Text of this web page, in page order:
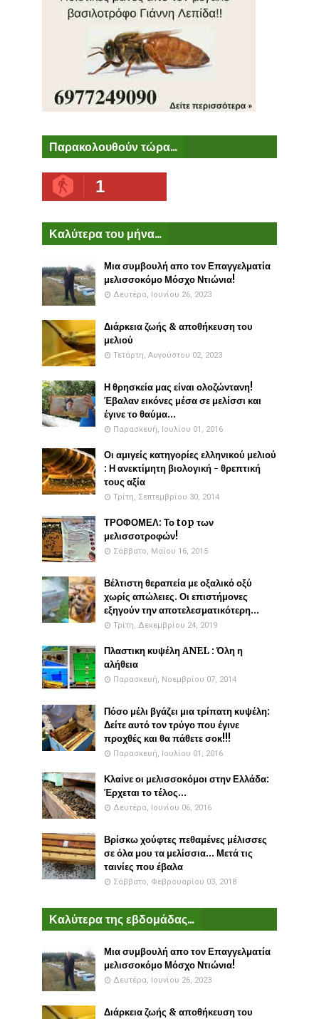
Παρακολουθούν τώρα...
1
Καλύτερα του μήνα...
Μια συμβουλή απο τον Επαγγελματία
μελισσοκόμο Μόσχο Ντιώνια!
Δευτέρα, Ιουνίου 26, 2023
Διάρκεια ζωής & αποθήκευση του
μελιού
Τετάρτη, Αυγούστου 02, 2023
Η θρησκεία μας είναι ολοζώντανη!
Έβαλαν εικόνες μέσα σε μελίσσι και
έγινε το θαύμα...
Παρασκευή, Ιουλίου 01, 2016
Οι αμιγείς κατηγορίες ελληνικού μελιού
: Η ανεκτίμητη βιολογική - θρεπτική
τους αξία
Τρίτη, Σεπτεμβρίου 30, 2014
ΤΡΟΦΟΜΕΛ: Το top των
μελισσοτροφών!
Σάββατο, Μαΐου 16, 2015
Βέλτιστη θεραπεία με οξαλικό οξύ
χωρίς απώλειες. Οι επιστήμονες
εξηγούν την αποτελεσματικότερη...
Τρίτη, Δεκεμβρίου 24, 2019
Πλαστικη κυψέλη ANEL : Όλη η
αλήθεια
Παρασκευή, Νοεμβρίου 07, 2014
Πόσο μέλι βγάζει μια τρίπατη κυψέλη:
Δείτε αυτό τον τρύγο που έγινε
προχθές και θα πάθετε σοκ!!!
Παρασκευή, Ιουλίου 01, 2016
Κλαίνε οι μελισσοκόμοι στην Ελλάδα:
Έρχεται το τέλος...
Δευτέρα, Ιουνίου 06, 2016
Βρίσκω χούφτες πεθαμένες μέλισσες
σε όλα μου τα μελίσσια... Μετά τις
ταινίες που έβαλα
Σάββατο, Φεβρουαρίου 03, 2018
Καλύτερα της εβδομάδας...
Μια συμβουλή απο τον Επαγγελματία
μελισσοκόμο Μόσχο Ντιώνια!
Δευτέρα, Ιουνίου 26, 2023
Διάρκεια ζωής & αποθήκευση του